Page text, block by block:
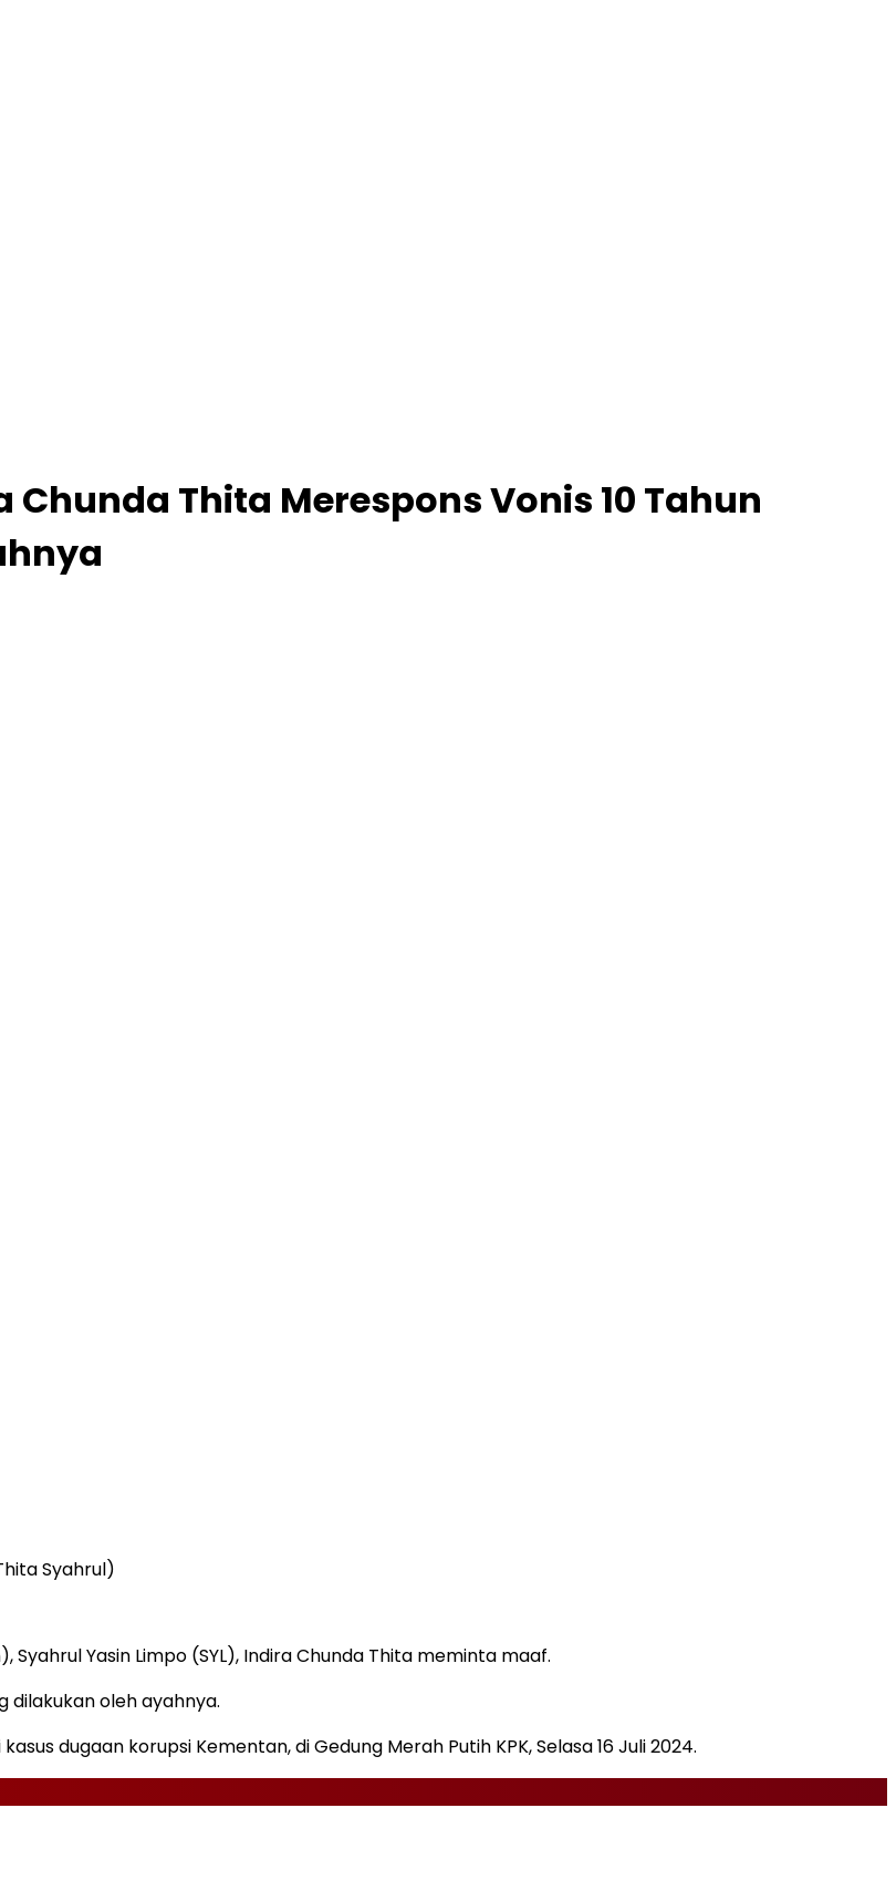
Thita Merespons Vonis 10 Tahun
Syahrul)
Yasin Limpo (SYL), Indira Chunda Thita meminta maaf.
dilakukan oleh ayahnya.
dugaan korupsi Kementan, di Gedung Merah Putih KPK, Selasa 16 Juli 2024.